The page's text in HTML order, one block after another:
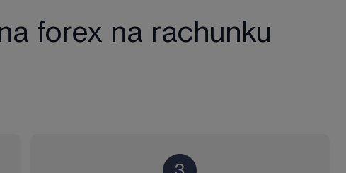
forex na rachunku